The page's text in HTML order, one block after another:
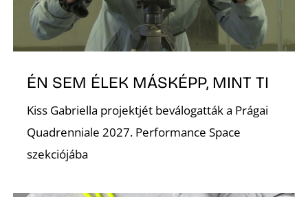
ÉN SEM ÉLEK MÁSKÉPP, MINT TI
Kiss Gabriella projektjét beválogatták a Prágai
Quadrenniale 2027. Performance Space
szekciójába